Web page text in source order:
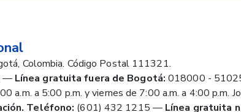
Colombia. Código Postal 111321.
— Línea gratuita fuera de Bogotá: 018000 -
a.m. a 5:00 p.m. y viernes de 7:00 a.m. a 4:00 p.m.
Teléfono: (601) 432 1215 — Línea gratuita